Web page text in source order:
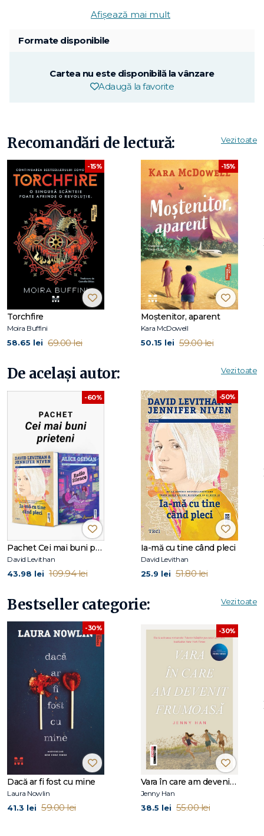
Afișează mai mult
Formate disponibile
Cartea nu este disponibilă la vânzare
Adaugă la favorite
Recomandări de lectură: Vezi toate
-15%
Torchfire
Moira Buffini
58.65 lei 69.00 lei
-15%
Moștenitor, aparent
Kara McDowell
50.15 lei 59.00 lei
De același autor: Vezi toate
-60%
Pachet Cei mai buni prieteni
David Levithan
43.98 lei 109.94 lei
-50%
Ia-mă cu tine când pleci
David Levithan
25.9 lei 51.80 lei
Bestseller categorie: Vezi toate
-30%
Dacă ar fi fost cu mine
Laura Nowlin
41.3 lei 59.00 lei
-30%
Vara în care am devenit frumoasă (seria Vara, vol. 1, ediție tie-in)
Jenny Han
38.5 lei 55.00 lei